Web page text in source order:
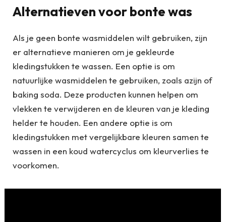
Alternatieven voor bonte was
Als je geen bonte wasmiddelen wilt gebruiken, zijn
er alternatieve manieren om je gekleurde
kledingstukken te wassen. Een optie is om
natuurlijke wasmiddelen te gebruiken, zoals azijn of
baking soda. Deze producten kunnen helpen om
vlekken te verwijderen en de kleuren van je kleding
helder te houden. Een andere optie is om
kledingstukken met vergelijkbare kleuren samen te
wassen in een koud watercyclus om kleurverlies te
voorkomen.